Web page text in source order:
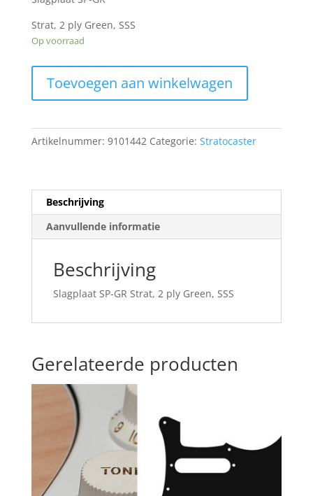
€29.00.
Strat, 2 ply Green, SSS
Op voorraad
GR
Toevoegen aan winkelwagen
Artikelnummer: 9101442 Categorie: Stratocaster
Beschrijving
Aanvullende informatie
Beschrijving
Slagplaat SP-GR Strat, 2 ply Green, SSS
Gerelateerde producten